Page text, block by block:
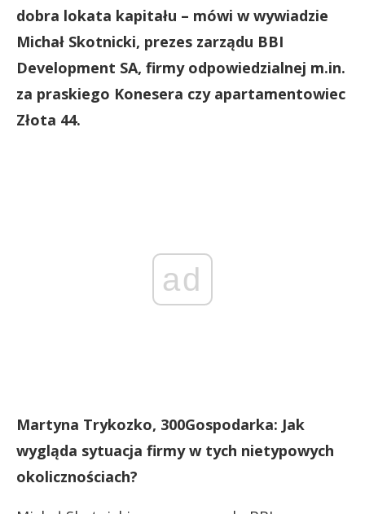
dobra lokata kapitału – mówi w wywiadzie
Michał Skotnicki, prezes zarządu BBI
Development SA, firmy odpowiedzialnej m.in.
za praskiego Konesera czy apartamentowiec
Złota 44.
ad
Martyna Trykozko, 300Gospodarka: Jak
wygląda sytuacja firmy w tych nietypowych
okolicznościach?